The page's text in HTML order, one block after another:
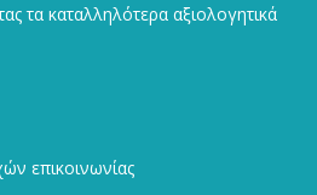
τα καταλληλότερα αξιολογητικά
επικοινωνίας